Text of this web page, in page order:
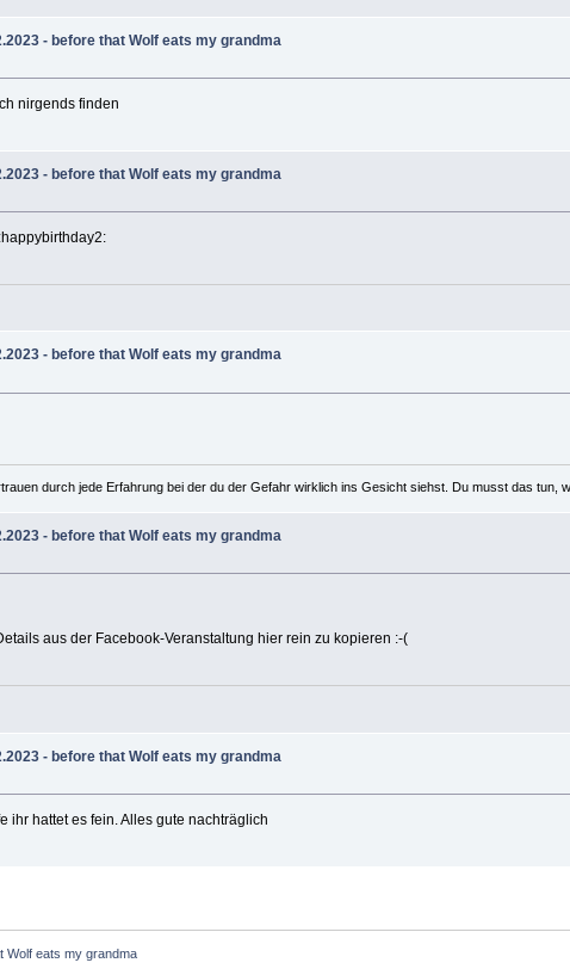
- before that Wolf eats my grandma
nirgends finden
- before that Wolf eats my grandma
- before that Wolf eats my grandma
durch jede Erfahrung bei der du der Gefahr wirklich ins Gesicht siehst. Du musst das
- before that Wolf eats my grandma
aus der Facebook-Veranstaltung hier rein zu kopieren :-(
- before that Wolf eats my grandma
ihr hattet es fein. Alles gute nachträglich
Wolf eats my grandma